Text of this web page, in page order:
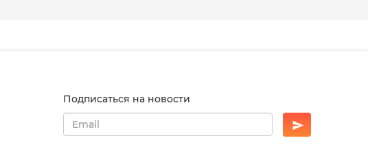
Подписаться на новости